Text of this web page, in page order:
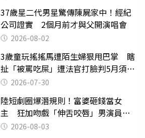
37歲星二代男星驚傳陳屍家中！經紀
公司證實 2個月前才與父開演唱會
2026-08-02
3歲童玩搖搖馬遭陌生婦狠甩巴掌 瞎
扯「被罵吃屎」遭法官打臉判5月須入
監 2026-07-30
陸短劇圈爆潛規則！富婆砸錢當女
主 狂加吻戲「伸舌咬唇」男演員崩
潰 2026-08-03